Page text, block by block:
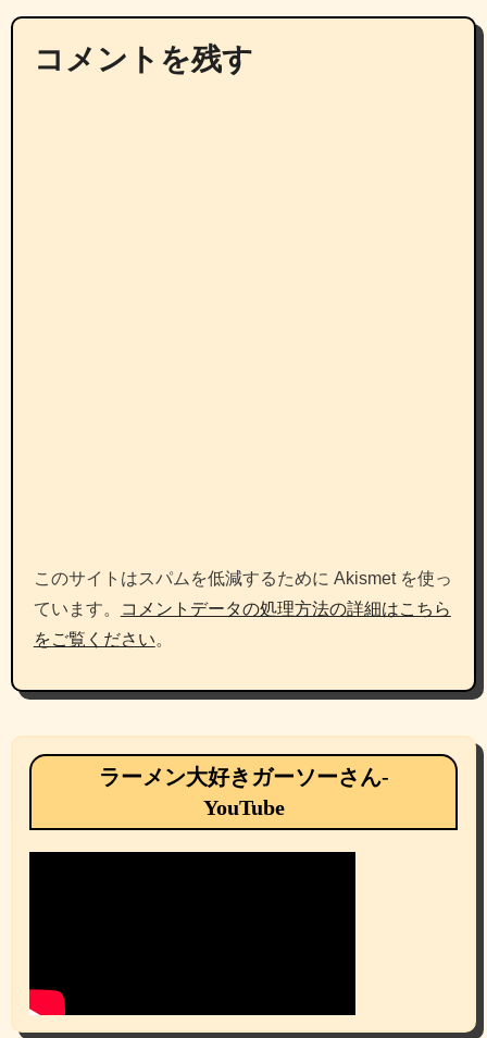
コメントを残す
このサイトはスパムを低減するために Akismet を使っ
ています。
コメントデータの処理方法の詳細はこちら
をご覧ください。
ラーメン大好きガーソーさん-
YouTube